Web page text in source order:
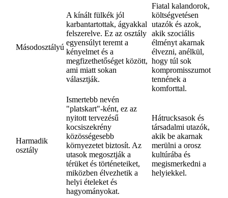
Másodosztályú
A kínált fülkék jól
karbantartottak, ágyakkal
felszerelve. Ez az osztály
egyensúlyt teremt a
kényelmet és a
megfizethetőséget között,
ami miatt sokan
választják.
Fiatal kalandorok,
költségvetésen
utazók és azok,
akik szociális
élményt akarnak
élvezni, anélkül,
hogy túl sok
kompromisszumot
tennének a
komforttal.
Harmadik
osztály
Ismertebb nevén
"platskart"-ként, ez az
nyitott tervezésű
kocsiszekrény
közösségesebb
környezetet biztosít. Az
utasok megosztják a
térüket és történeteiket,
miközben élvezhetik a
helyi ételeket és
hagyományokat.
Hátrucksasok és
társadalmi utazók,
akik be akarnak
merülni a orosz
kultúrába és
megismerkedni a
helyiekkel.